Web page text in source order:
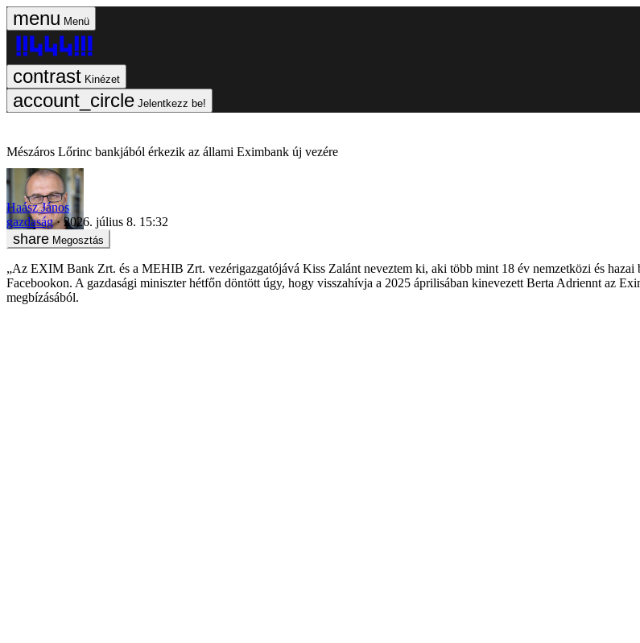
Menü
Kinézet
Jelentkezz be!
Mészáros Lőrinc bankjából érkezik az állami Eximbank új vezére
Haász János
gazdaság
2026. július 8. 15:32
Megosztás
„Az EXIM Bank Zrt. és a MEHIB Zrt. vezérigazgatójává Kiss Zalánt neveztem ki, aki több mint 18 év nemzetközi és hazai
Facebookon. A gazdasági miniszter hétfőn döntött úgy, hogy visszahívja a 2025 áprilisában kinevezett Berta Adriennt az
megbízásából.